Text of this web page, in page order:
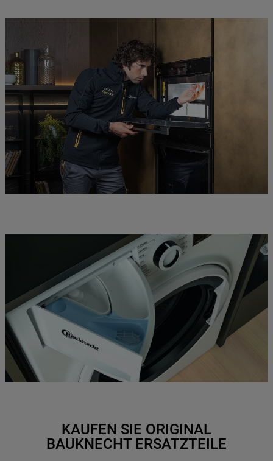
KAUFEN SIE ORIGINAL
BAUKNECHT ERSATZTEILE